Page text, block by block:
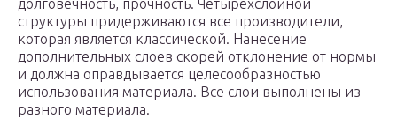
долговечность, прочность. Четырехслойной
структуры придерживаются все производители,
которая является классической. Нанесение
дополнительных слоев скорей отклонение от нормы
и должна оправдывается целесообразностью
использования материала. Все слои выполнены из
разного материала.